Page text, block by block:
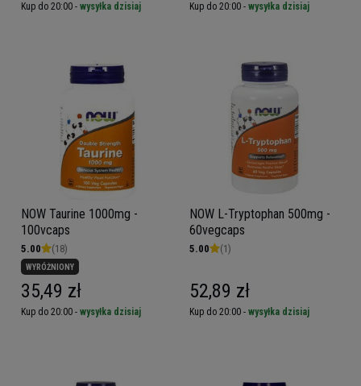
Kup do 20:00 - wysyłka dzisiaj Kup do 20:00 - wysyłka dzisiaj
NOW Taurine 1000mg -
100vcaps
5.00 (18)
WYRÓŻNIONY
35,49 zł
Kup do 20:00 - wysyłka dzisiaj
NOW L-Tryptophan 500mg -
60vegcaps
5.00 (1)
52,89 zł
Kup do 20:00 - wysyłka dzisiaj